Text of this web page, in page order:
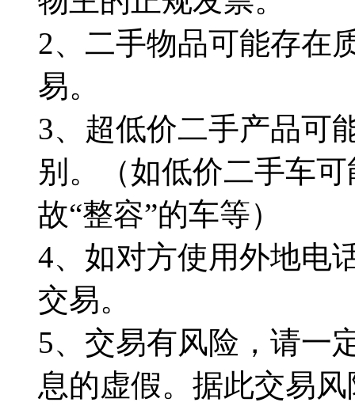
2、二手物品可能存在
易。
3、超低价二手产品可
别。（如低价二手车
故“整容”的车等）
4、如对方使用外地电
交易。
5、交易有风险，请一
息的虚假。据此交易